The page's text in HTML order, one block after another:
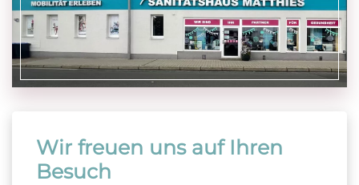
Wir freuen uns auf Ihren
Besuch